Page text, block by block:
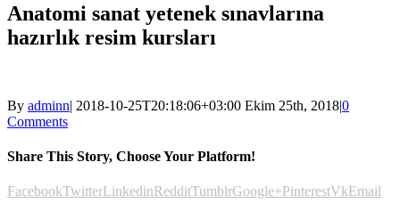
Anatomi sanat yetenek sınavlarına
hazırlık resim kursları
By adminn| 2018-10-25T20:18:06+03:00 Ekim 25th, 2018|0
Comments
Share This Story, Choose Your Platform!
FacebookTwitterLinkedinRedditTumblrGoogle+PinterestVkEmail